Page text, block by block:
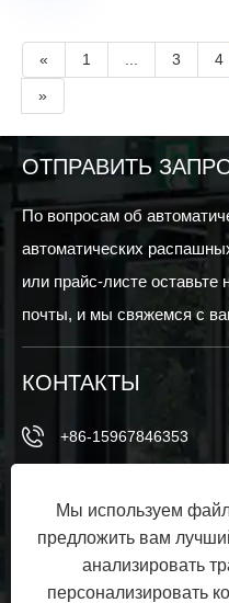
« 1 3 4
»
ОТПРАВИТЬ
По вопросам об
автоматических
или прайс-листе оставьте
почты, и мы свяжемся с
КОНТАКТЫ
+86-15967846353
В промышленном
Мы используем
предложить вам
анализировать
персонализировать